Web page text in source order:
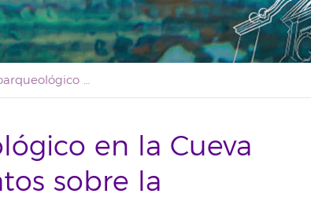
Un estudio geoarqueológico en la Cueva de Belmaco aporta datos sobre la actividad pastoril aborigen palmera
en la Cueva
sobre la